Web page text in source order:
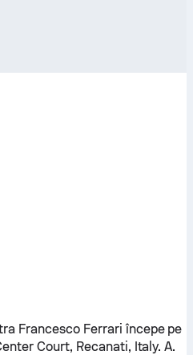
Francesco Ferrari începe pe
Court, Recanati, Italy.A.